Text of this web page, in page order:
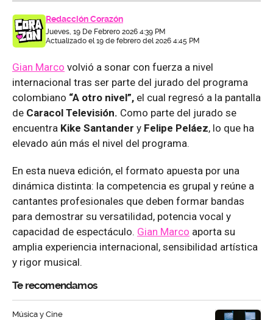
Redacción Corazón
Jueves, 19 De Febrero 2026 4:39 PM
Actualizado el 19 de febrero del 2026 4:45 PM
Gian Marco volvió a sonar con fuerza a nivel
internacional tras ser parte del jurado del programa
colombiano “A otro nivel”, el cual regresó a la pantalla
de Caracol Televisión. Como parte del jurado se
encuentra Kike Santander y Felipe Peláez, lo que ha
elevado aún más el nivel del programa.
En esta nueva edición, el formato apuesta por una
dinámica distinta: la competencia es grupal y reúne a
cantantes profesionales que deben formar bandas
para demostrar su versatilidad, potencia vocal y
capacidad de espectáculo. Gian Marco aporta su
amplia experiencia internacional, sensibilidad artística
y rigor musical.
Te recomendamos
Música y Cine